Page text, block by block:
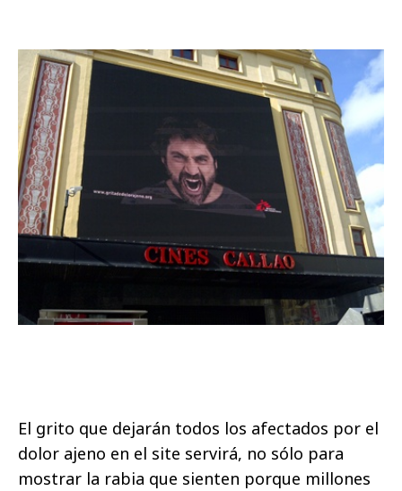
El grito que dejarán todos los afectados por el
dolor ajeno en el site servirá, no sólo para
mostrar la rabia que sienten porque millones